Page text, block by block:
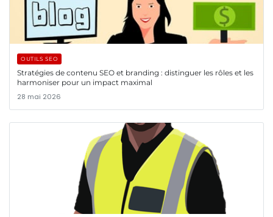
OUTILS SEO
Stratégies de contenu SEO et branding : distinguer les rôles et les
harmoniser pour un impact maximal
28 mai 2026